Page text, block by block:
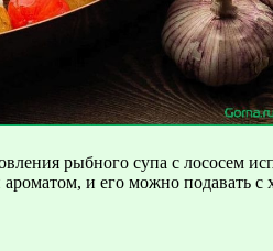
рыбного супа с лососем
и его можно подавать с